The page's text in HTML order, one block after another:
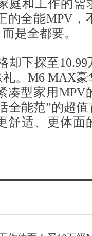
庭和工作的需
的全能MPV，
是全都要。
下探至10.99
。M6 MAX
凑型家用MPV
全能范”的超
舒适、更体面